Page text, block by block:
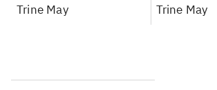
grundbog --
Trine May
grundbog --
Trine May